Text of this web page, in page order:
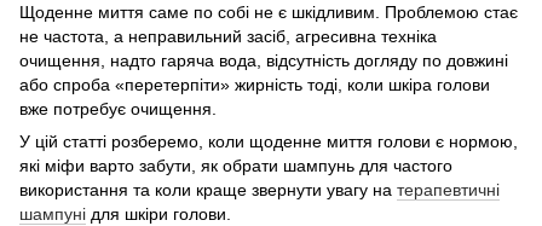
Щоденне миття саме по собі не є шкідливим. Проблемою стає
не частота, а неправильний засіб, агресивна техніка
очищення, надто гаряча вода, відсутність догляду по довжині
або спроба «перетерпіти» жирність тоді, коли шкіра голови
вже потребує очищення.
У цій статті розберемо, коли щоденне миття голови є нормою,
які міфи варто забути, як обрати шампунь для частого
використання та коли краще звернути увагу на терапевтичні
шампуні для шкіри голови.